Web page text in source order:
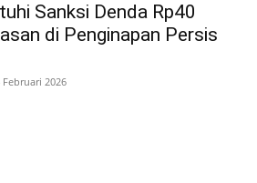
Sanksi Denda Rp40
di Penginapan Persis
Februari 2026